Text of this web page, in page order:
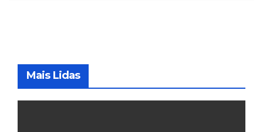
Mais Lidas